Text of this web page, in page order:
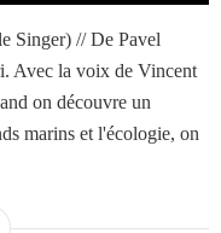
Singer) // De Pavel
Avec la voix de Vincent
on découvre un
marins et l'écologie, on